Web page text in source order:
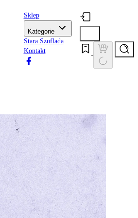
Sklep
Kategorie
Stara Szuflada
Kontakt